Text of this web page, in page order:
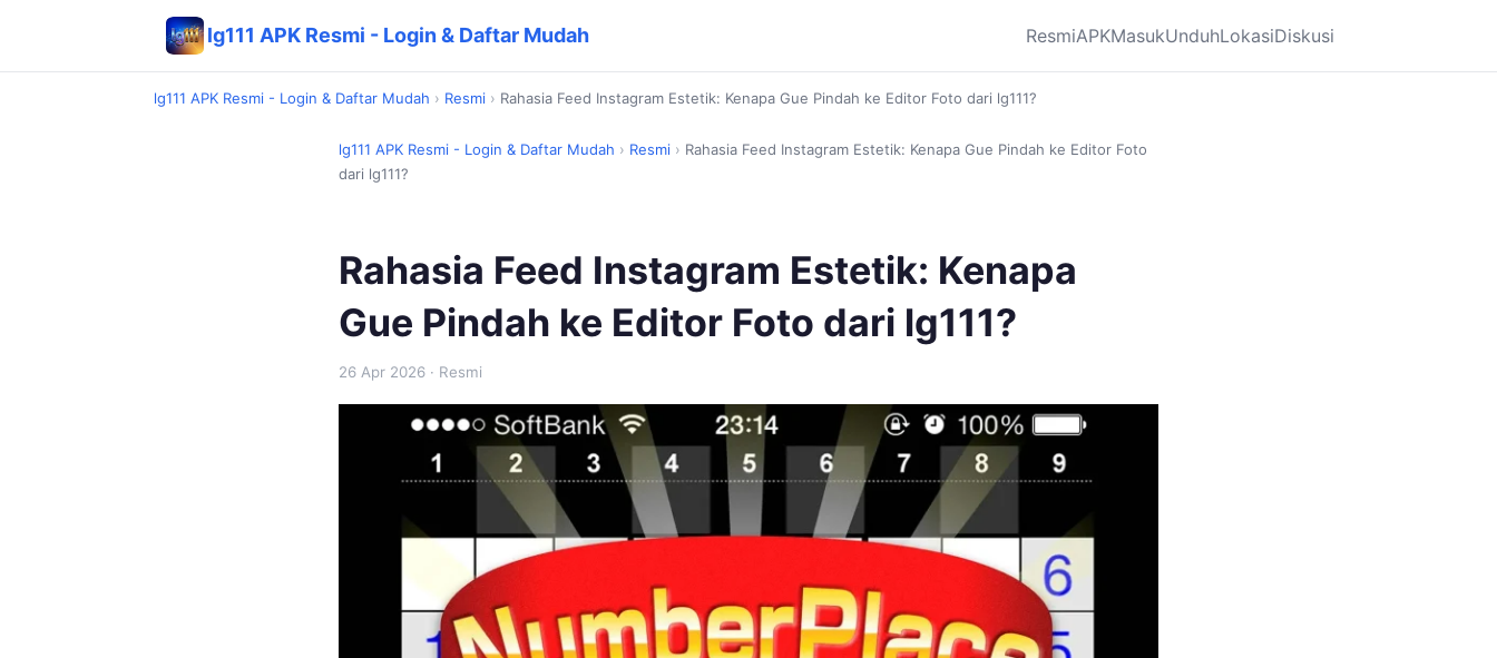
lg111 APK Resmi - Login & Daftar Mudah ResmiAPKMasukUnduhLokasiDiskusi
lg111 APK Resmi - Login & Daftar Mudah › Resmi › Rahasia Feed Instagram Estetik: Kenapa Gue Pindah ke Editor Foto dari lg111?
lg111 APK Resmi - Login & Daftar Mudah › Resmi › Rahasia Feed Instagram Estetik: Kenapa Gue Pindah ke Editor Foto
dari lg111?
Rahasia Feed Instagram Estetik: Kenapa
Gue Pindah ke Editor Foto dari lg111?
26 Apr 2026 · Resmi